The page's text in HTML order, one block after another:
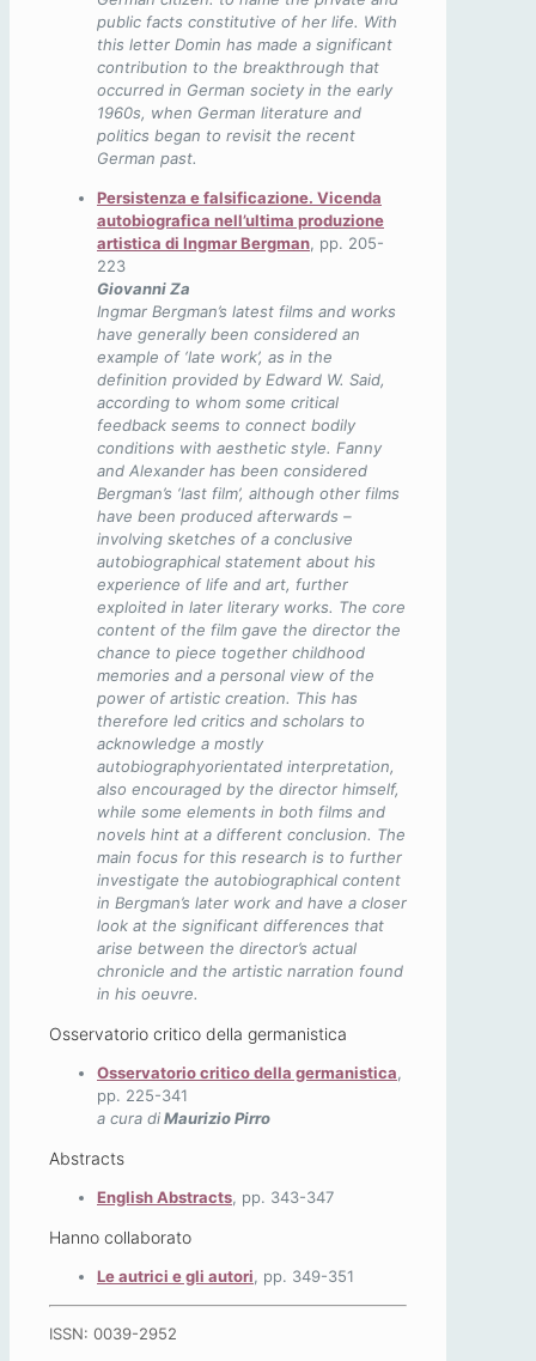
public facts constitutive of her life. With
this letter Domin has made a significant
contribution to the breakthrough that
occurred in German society in the early
1960s, when German literature and
politics began to revisit the recent
German past.
Persistenza e falsificazione. Vicenda
autobiografica nell’ultima produzione
artistica di Ingmar Bergman, pp. 205-
223
Giovanni Za
Ingmar Bergman’s latest films and works
have generally been considered an
example of ‘late work’, as in the
definition provided by Edward W. Said,
according to whom some critical
feedback seems to connect bodily
conditions with aesthetic style. Fanny
and Alexander has been considered
Bergman’s ‘last film’, although other films
have been produced afterwards –
involving sketches of a conclusive
autobiographical statement about his
experience of life and art, further
exploited in later literary works. The core
content of the film gave the director the
chance to piece together childhood
memories and a personal view of the
power of artistic creation. This has
therefore led critics and scholars to
acknowledge a mostly
autobiographyorientated interpretation,
also encouraged by the director himself,
while some elements in both films and
novels hint at a different conclusion. The
main focus for this research is to further
investigate the autobiographical content
in Bergman’s later work and have a closer
look at the significant differences that
arise between the director’s actual
chronicle and the artistic narration found
in his oeuvre.
Osservatorio critico della germanistica
Osservatorio critico della germanistica,
pp. 225-341
a cura diMaurizio Pirro
Abstracts
English Abstracts, pp. 343-347
Hanno collaborato
Le autrici e gli autori, pp. 349-351
ISSN: 0039-2952